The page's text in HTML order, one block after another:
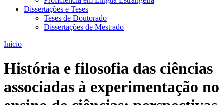
Dissertações e Teses
Teses de Doutorado
Dissertações de Mestrado
Início
História e filosofia das ciências
associadas à experimentação no